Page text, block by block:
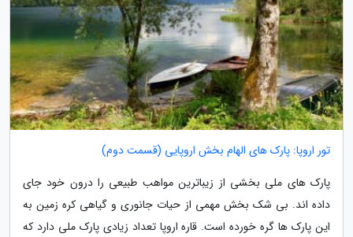
تور اروپا: پارک های الهام بخش اروپایی (قسمت دوم)
پارک های ملی بخشی از زیباترین مواهب طبیعی را درون خود جای
داده اند. بی شک بخش مهمی از حیات جانوری و گیاهی کره زمین به
این پارک ها گره خورده است. قاره اروپا تعداد زیادی پارک ملی دارد که